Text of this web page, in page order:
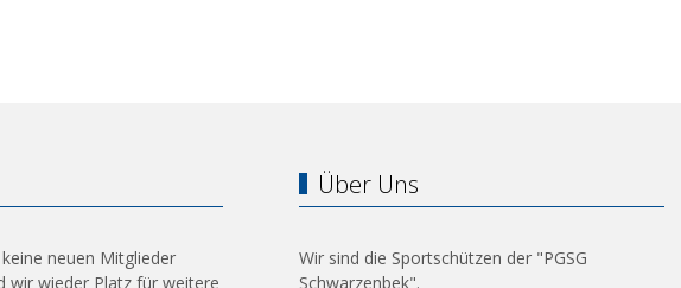
neuen Mitglieder
wir wieder Platz für weitere
Über Uns
Wir sind die Sportschützen der "PGSG
Schwarzenbek".